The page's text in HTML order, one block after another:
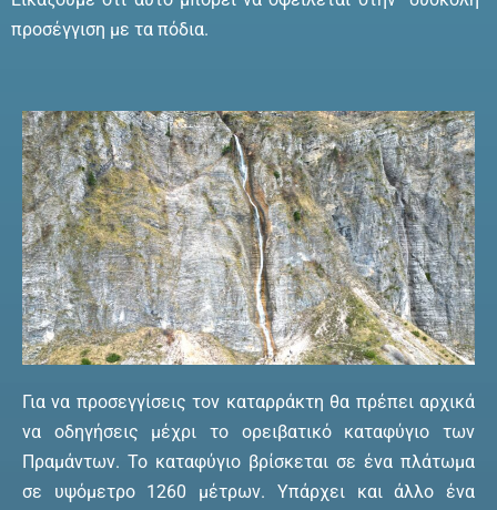
προσέγγιση με τα πόδια.
Για να προσεγγίσεις τον καταρράκτη θα πρέπει αρχικά
να οδηγήσεις μέχρι το ορειβατικό καταφύγιο των
Πραμάντων. Το καταφύγιο βρίσκεται σε ένα πλάτωμα
σε υψόμετρο 1260 μέτρων. Υπάρχει και άλλο ένα